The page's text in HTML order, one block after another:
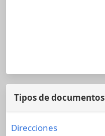
Tipos de documentos
Direcciones